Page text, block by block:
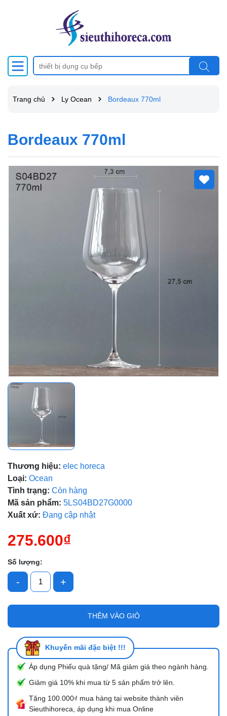
Trang chủ Ly Ocean Bordeaux 770ml
Bordeaux 770ml
Thương hiệu: elec horeca
Loại: Ocean
Tình trạng: Còn hàng
Mã sản phẩm: 5LS04BD27G0000
Xuất xứ: Đang cập nhật
275.600₫
Số lượng:
- +
THÊM VÀO GIỎ
Khuyến mãi đặc biệt !!!
Áp dụng Phiếu quà tặng/ Mã giảm giá theo ngành hàng.
Giảm giá 10% khi mua từ 5 sản phẩm trở lên.
Tặng 100.000₫ mua hàng tại website thành viên
Sieuthihoreca, áp dụng khi mua Online
Ngày hết hạn:
Điều kiện: